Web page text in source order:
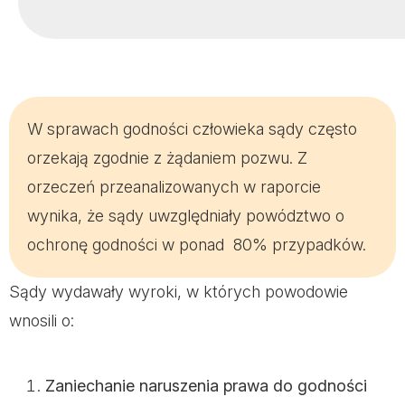
W sprawach godności człowieka sądy często
orzekają zgodnie z żądaniem pozwu. Z
orzeczeń przeanalizowanych w raporcie
wynika, że sądy uwzględniały powództwo o
ochronę godności w ponad 80% przypadków.
Sądy wydawały wyroki, w których powodowie
wnosili o:
Zaniechanie naruszenia prawa do godności